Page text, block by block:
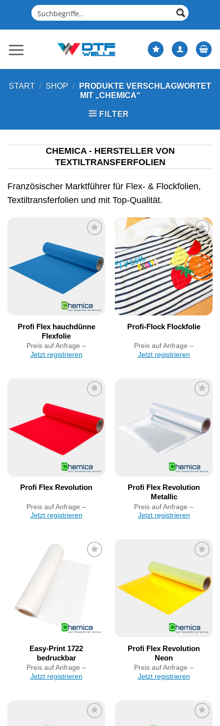
springen
START / SHOP /
PRODUKTE VERSCHLAGWORTET
MIT „CHEMICA“
FILTER
CHEMICA - HERSTELLER VON
TEXTILTRANSFERFOLIEN
Französischer Marktführer für Flex- & Flockfolien,
Textiltransferfolien und mit Top-Qualität.
Profi Flex hauchdünne
Flexfolie
Preis auf Anfrage –
Jetzt registrieren
Artikel
merken
Profi-Flock Flockfolie
Preis auf Anfrage –
Jetzt registrieren
Profi Flex Revolution
Preis auf Anfrage –
Jetzt registrieren
Profi Flex Revolution
Metallic
Preis auf Anfrage –
Jetzt registrieren
Easy-Print 1722
bedruckbar
Preis auf Anfrage –
Jetzt registrieren
merken
Profi Flex Revolution
Neon
Preis auf Anfrage –
Jetzt registrieren